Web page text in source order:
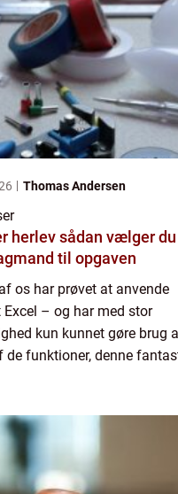
Thomas Andersen
vælger du den
til opgaven
os har prøvet at anvende
– og har med stor
kun kunnet gøre brug
de funktioner, denne